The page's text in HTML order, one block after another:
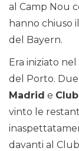
al Camp Nou
hanno chiuso
del Bayern.
Era iniziato
del Porto.
Madrid e
vinto le
davanti al